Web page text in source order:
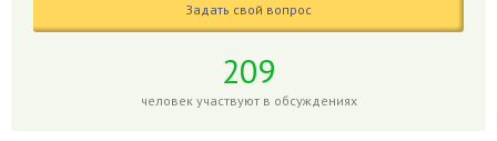
Задать свой вопрос
209
человек участвуют в обсуждениях